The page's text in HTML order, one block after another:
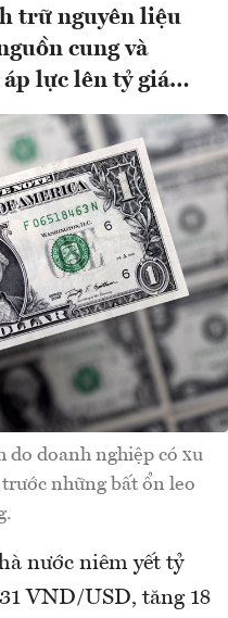
trữ nguyên liệu
cung và
áp lực lên tỷ giá…
do doanh nghiệp có xu
những bất ổn leo
nước niêm yết tỷ
VND/USD, tăng 18